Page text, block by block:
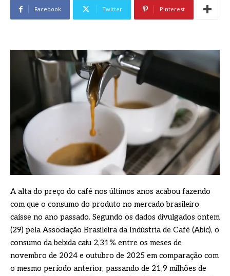
Facebook Twitter Pinterest
A alta do preço do café nos últimos anos acabou fazendo
com que o consumo do produto no mercado brasileiro
caísse no ano passado. Segundo os dados divulgados ontem
(29) pela Associação Brasileira da Indústria de Café (Abic), o
consumo da bebida caiu 2,31% entre os meses de
novembro de 2024 e outubro de 2025 em comparação com
o mesmo período anterior, passando de 21,9 milhões de